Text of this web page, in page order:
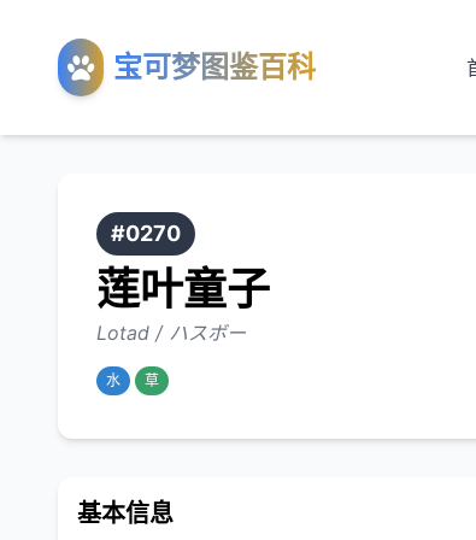
宝可梦图鉴百科
#0270
莲叶童子
Lotad / ハスボー
水 草
基本信息